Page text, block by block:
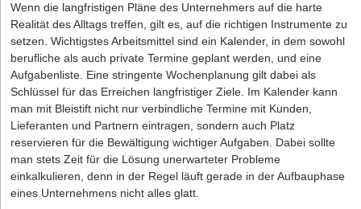
Kategorien:
Müll: Die Aufgabe ist inzwischen unwichtig/irrelevant geworden.
Ganz klar: Diese Elemente wandern direkt an einen Ort, den Sie
schon lange eingerichtet haben und der sich vermutlich unter
Ihrem Bürotisch befindet.
Nicht aktuell: Es handelt sich um etwas, über das Sie noch
einmal schlafen wollen bzw. was erst später entschieden
werden soll. Oder es ist ein Plan (oder Wunschtraum), den Sie
vielleicht irgendwann mal angehen möchten, für den der
Zeitpunkt aber gerade unpassend ist. Handelt es sich um
Ersteres, tragen Sie das Element an dem Tag in Ihren Kalender
Wenn die langfristigen Pläne des Unternehmers auf die harte
Realität des Alltags treffen, gilt es, auf die richtigen Instrumente zu
setzen. Wichtigstes Arbeitsmittel sind ein Kalender, in dem sowohl
berufliche als auch private Termine geplant werden, und eine
Aufgabenliste. Eine stringente Wochenplanung gilt dabei als
Schlüssel für das Erreichen langfristiger Ziele. Im Kalender kann
man mit Bleistift nicht nur verbindliche Termine mit Kunden,
Lieferanten und Partnern eintragen, sondern auch Platz
reservieren für die Bewältigung wichtiger Aufgaben. Dabei sollte
man stets Zeit für die Lösung unerwarteter Probleme
einkalkulieren, denn in der Regel läuft gerade in der Aufbauphase
eines Unternehmens nicht alles glatt.